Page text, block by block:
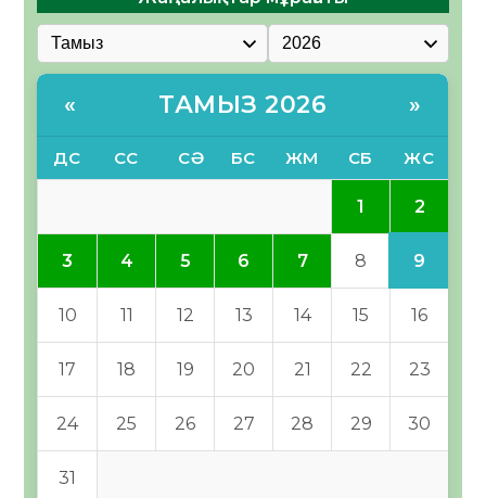
« ТАМЫЗ 2026 »
ДС СС СӘ БС ЖМ СБ ЖС
1 2
3 4 5 6 7 8 9
10 11 12 13 14 15 16
17 18 19 20 21 22 23
24 25 26 27 28 29 30
31